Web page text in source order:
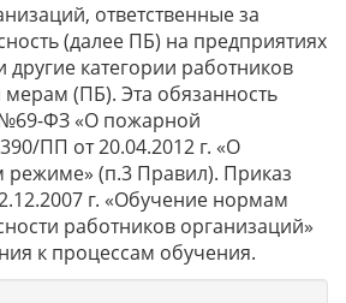
ответственные за
(далее ПБ) на предприятиях
другие категории работников
(ПБ). Эта обязанность
№69-ФЗ «О пожарной
ПП от 20.04.2012 г. «О
(п.3 Правил). Приказ
г. «Обучение нормам
работников организаций»
к процессам обучения.